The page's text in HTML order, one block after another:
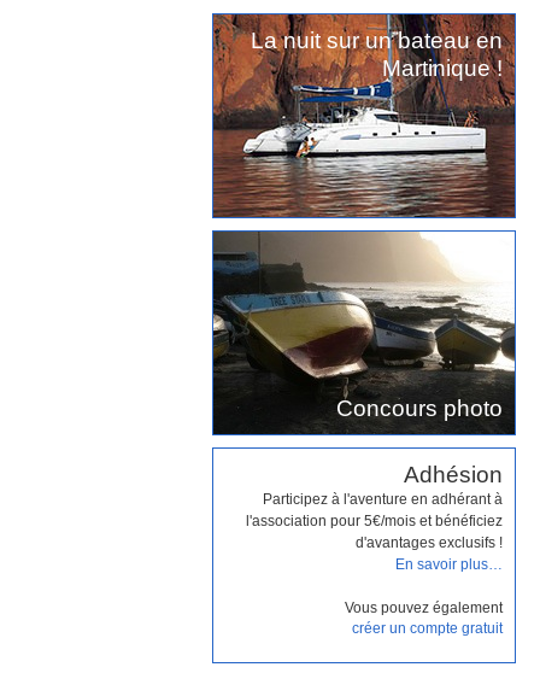
La nuit sur un bateau en
Martinique !
Concours photo
Adhésion
Participez à l'aventure en adhérant à
l'association pour 5€/mois et bénéficiez
d'avantages exclusifs !
En savoir plus…
Vous pouvez également
créer un compte gratuit